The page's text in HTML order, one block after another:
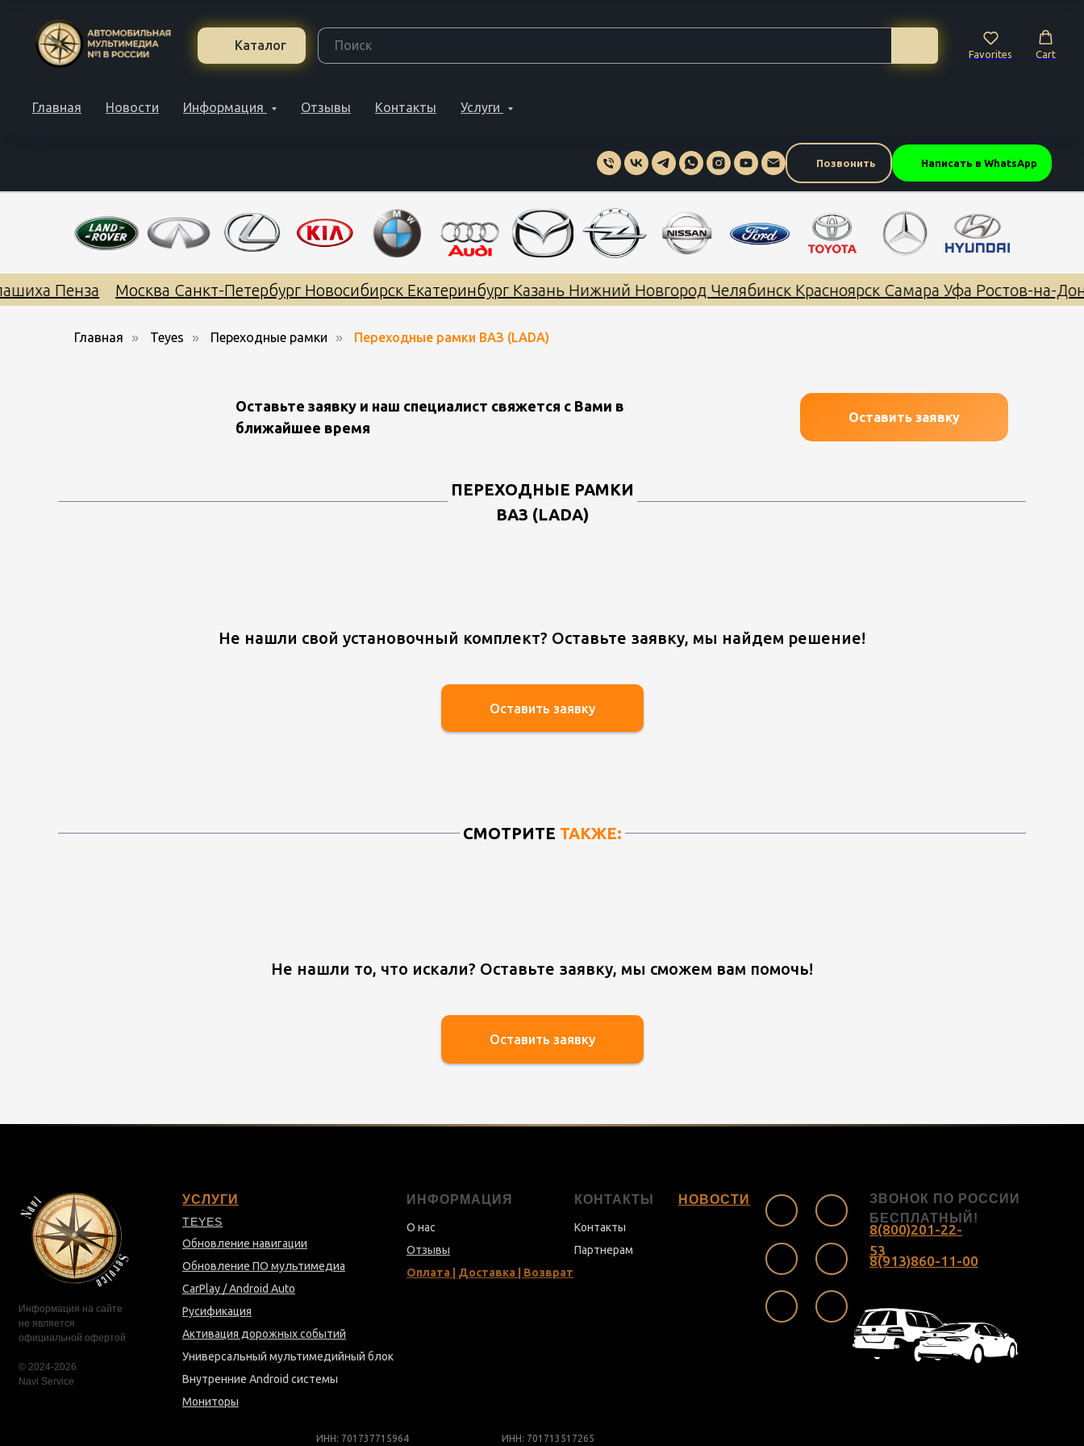
Каталог
Favorites Cart
Главная Новости Информация Отзывы Контакты Услуги
Позвонить Написать в WhatsApp
Пенза Москва Санкт-Петербург Новосибирск Екатеринбург Казань Нижний Новгород Челябинск Красноярск Самара Уфа Ростов-
Главная » Teyes » Переходные рамки » Переходные рамки ВАЗ (LADA)
Оставьте заявку и наш специалист свяжется с Вами в
ближайшее время
Оставить заявку
ПЕРЕХОДНЫЕ РАМКИ
ВАЗ (LADA)
Не нашли свой установочный комплект? Оставьте заявку, мы найдем решение!
Оставить заявку
СМОТРИТЕ ТАКЖЕ:
Не нашли то, что искали? Оставьте заявку, мы сможем вам помочь!
Оставить заявку
Информация на сайте
не является
официальной офертой
© 2024-2026
Navi Service
УСЛУГИ
Обновление навигации
Обновление ПО мультимедиа
CarPlay / Android Auto
Русификация
Активация дорожных событий
Универсальный мультимедийный блок
Внутренние Android системы
Мониторы
ИНФОРМАЦИЯ
О нас
Отзывы
Оплата | Доставка | Возврат
КОНТАКТЫ
Контакты
Партнерам
ИНН: 701737715964 ИНН: 701713517265
ЗВОНОК ПО РОССИИ
БЕСПЛАТНЫЙ!
НОВОСТИ
8(800)201-22-
53
8(913)860-11-00
TEYES